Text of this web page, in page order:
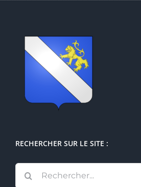
RECHERCHER SUR LE SITE :